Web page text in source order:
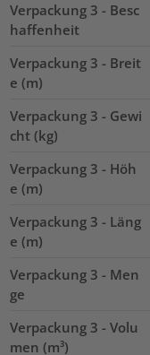
Verpackung 3 - Besc
haffenheit
Verpackung 3 - Breit
e (m)
Verpackung 3 - Gewi
cht (kg)
Verpackung 3 - Höh
e (m)
Verpackung 3 - Läng
e (m)
Verpackung 3 - Men
ge
Verpackung 3 - Volu
men (m³)